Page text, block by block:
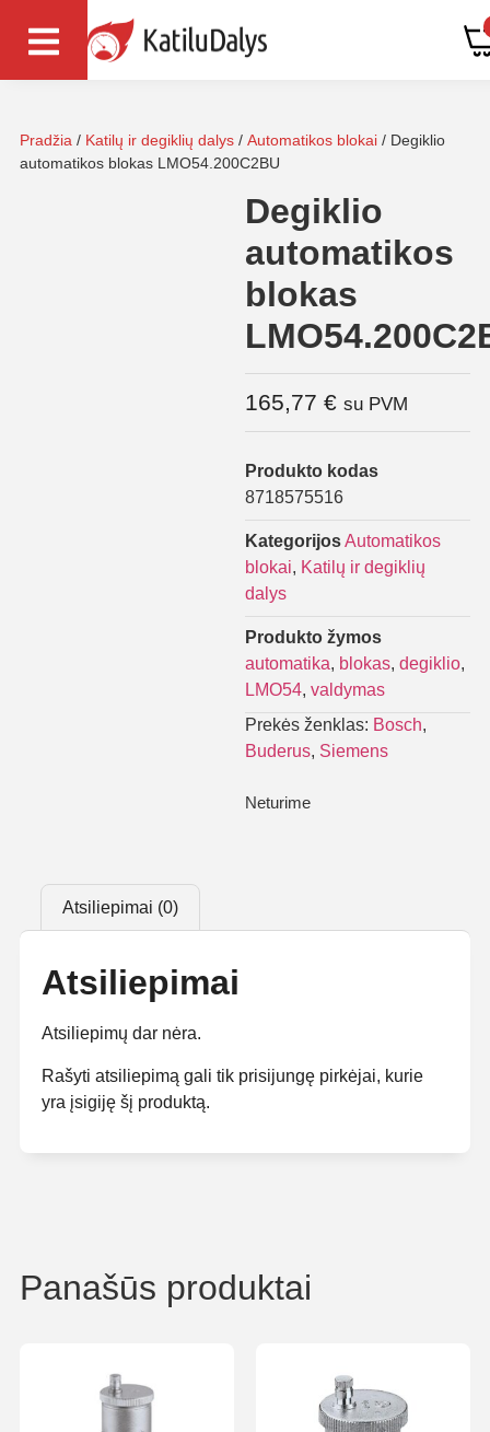
Pradžia / Katilų ir degiklių dalys / Automatikos blokai / Degiklio
automatikos blokas LMO54.200C2BU
Degiklio
automatikos
blokas
165,77 € su PVM
Produkto kodas
8718575516
KategorijosAutomatikos
blokai, Katilų ir degiklių
dalys
Produkto žymos
automatika, blokas, degiklio,
LMO54, valdymas
Prekės ženklas: Bosch,
Buderus, Siemens
Neturime
Atsiliepimai (0)
Atsiliepimai
Atsiliepimų dar nėra.
Rašyti atsiliepimą gali tik prisijungę pirkėjai, kurie
yra įsigiję šį produktą.
Panašūs produktai